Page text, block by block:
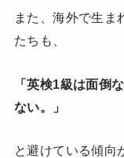
また、海外で生ま
たちも、
「英検1級は面倒
ない。」
と避けている傾向